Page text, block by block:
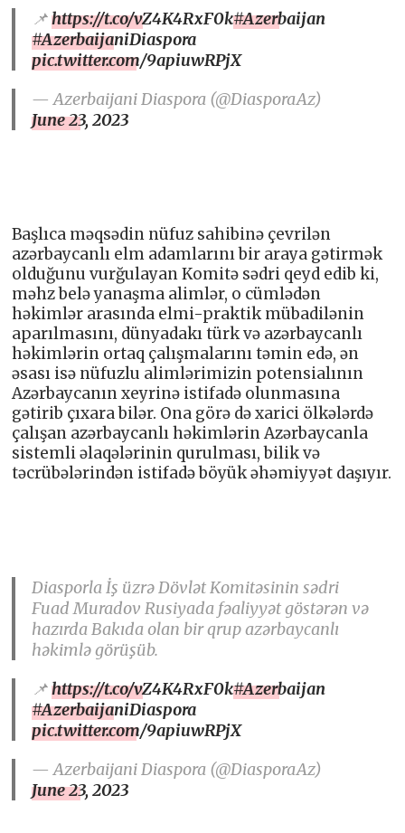
📌https://t.co/vZ4K4RxF0k#Azerbaijan
#AzerbaijaniDiaspora
pic.twitter.com/9apiuwRPjX
— Azerbaijani Diaspora (@DiasporaAz)
June 23, 2023
Başlıca məqsədin nüfuz sahibinə çevrilən
azərbaycanlı elm adamlarını bir araya gətirmək
olduğunu vurğulayan Komitə sədri qeyd edib ki,
məhz belə yanaşma alimlər, o cümlədən
həkimlər arasında elmi-praktik mübadilənin
aparılmasını, dünyadakı türk və azərbaycanlı
həkimlərin ortaq çalışmalarını təmin edə, ən
əsası isə nüfuzlu alimlərimizin potensialının
Azərbaycanın xeyrinə istifadə olunmasına
gətirib çıxara bilər. Ona görə də xarici ölkələrdə
çalışan azərbaycanlı həkimlərin Azərbaycanla
sistemli əlaqələrinin qurulması, bilik və
təcrübələrindən istifadə böyük əhəmiyyət daşıyır.
Diasporla İş üzrə Dövlət Komitəsinin sədri
Fuad Muradov Rusiyada fəaliyyət göstərən və
hazırda Bakıda olan bir qrup azərbaycanlı
həkimlə görüşüb.
📌https://t.co/vZ4K4RxF0k#Azerbaijan
#AzerbaijaniDiaspora
pic.twitter.com/9apiuwRPjX
— Azerbaijani Diaspora (@DiasporaAz)
June 23, 2023